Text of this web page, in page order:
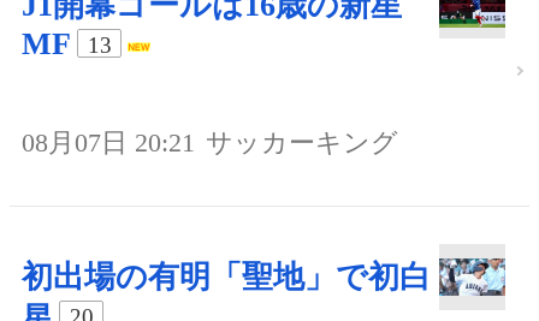
MF
13
08月07日 20:21 サッカーキング
初出場の有明「聖地」で初白